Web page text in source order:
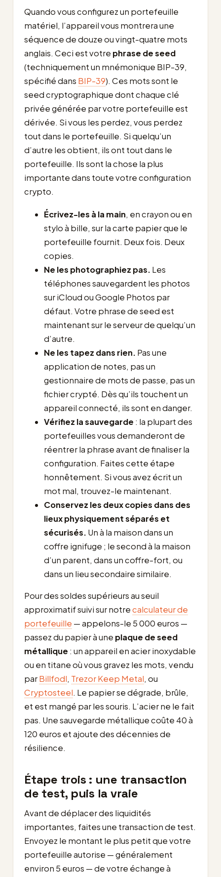
Quando vous configurez un portefeuille
matériel, l’appareil vous montrera une
séquence de douze ou vingt-quatre mots
anglais. Ceci est votre phrase de seed
(techniquement un mnémonique BIP-39,
spécifié dans BIP-39). Ces mots sont le
seed cryptographique dont chaque clé
privée générée par votre portefeuille est
dérivée. Si vous les perdez, vous perdez
tout dans le portefeuille. Si quelqu’un
d’autre les obtient, ils ont tout dans le
portefeuille. Ils sont la chose la plus
importante dans toute votre configuration
crypto.
Écrivez-les à la main, en crayon ou en
stylo à bille, sur la carte papier que le
portefeuille fournit. Deux fois. Deux
copies.
Ne les photographiez pas. Les
téléphones sauvegardent les photos
sur iCloud ou Google Photos par
défaut. Votre phrase de seed est
maintenant sur le serveur de quelqu’un
d’autre.
Ne les tapez dans rien. Pas une
application de notes, pas un
gestionnaire de mots de passe, pas un
fichier crypté. Dès qu’ils touchent un
appareil connecté, ils sont en danger.
Vérifiez la sauvegarde : la plupart des
portefeuilles vous demanderont de
réentrer la phrase avant de finaliser la
configuration. Faites cette étape
honnêtement. Si vous avez écrit un
mot mal, trouvez-le maintenant.
Conservez les deux copies dans des
lieux physiquement séparés et
sécurisés. Un à la maison dans un
coffre ignifuge ; le second à la maison
d’un parent, dans un coffre-fort, ou
dans un lieu secondaire similaire.
Pour des soldes supérieurs au seuil
approximatif suivi sur notrecalculateur de
portefeuille — appelons-le 5 000 euros —
passez du papier à une plaque de seed
métallique : un appareil en acier inoxydable
ou en titane où vous gravez les mots, vendu
parBillfodl, Trezor Keep Metal, ou
Cryptosteel. Le papier se dégrade, brûle,
et est mangé par les souris. L’acier ne le fait
pas. Une sauvegarde métallique coûte 40 à
120 euros et ajoute des décennies de
résilience.
Étape trois : une transaction
de test, puis la vraie
Avant de déplacer des liquidités
importantes, faites une transaction de test.
Envoyez le montant le plus petit que votre
portefeuille autorise — généralement
environ 5 euros — de votre échange à